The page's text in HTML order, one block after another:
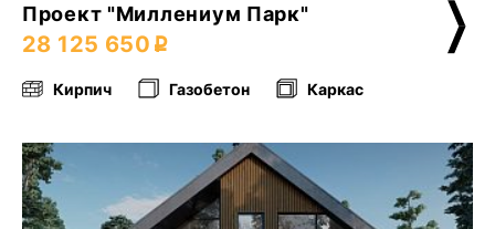
Проект "Миллениум Парк"
28 125 650
Кирпич Газобетон Каркас